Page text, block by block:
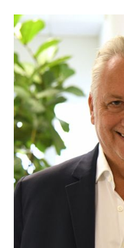
DIPL.-ING.
RAINER